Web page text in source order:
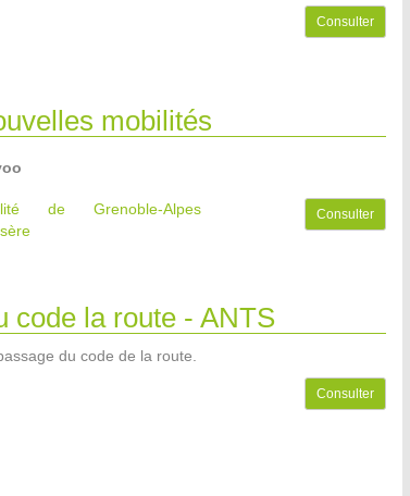
Consulter
mobilités
de Grenoble-Alpes
Consulter
code la route - ANTS
du code de la route.
Consulter